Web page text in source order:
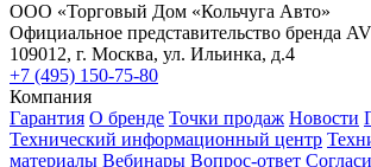
ООО «Торговый Дом «Кольчуга Авто»
Официальное представительство бренда
109012, г. Москва, ул. Ильинка, д.4
+7 (495) 150-75-80
Компания
Гарантия О бренде Точки продаж Новости
Технический информационный центр
материалы Вебинары Вопрос-ответ